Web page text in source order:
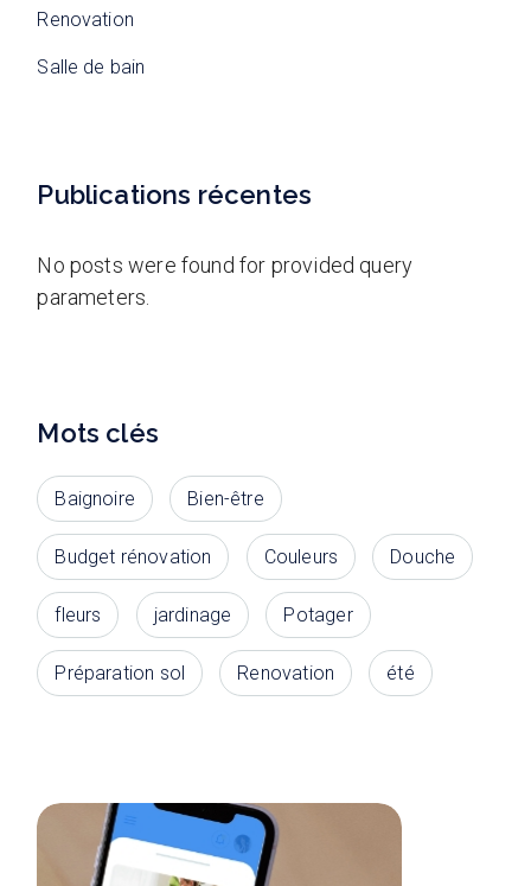
Renovation
Salle de bain
Publications récentes
No posts were found for provided query
parameters.
Mots clés
Baignoire Bien-être
Budget rénovation Couleurs Douche
fleurs jardinage Potager
Préparation sol Renovation été